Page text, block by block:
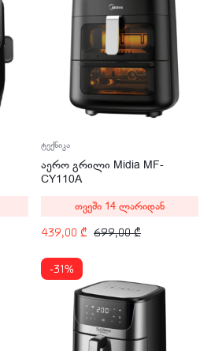
ტექნიკა
აერო გრილი Midia MF-
CY110A
699,00₾
439,00 ₾
თვეში 14 ლარიდან
-31%